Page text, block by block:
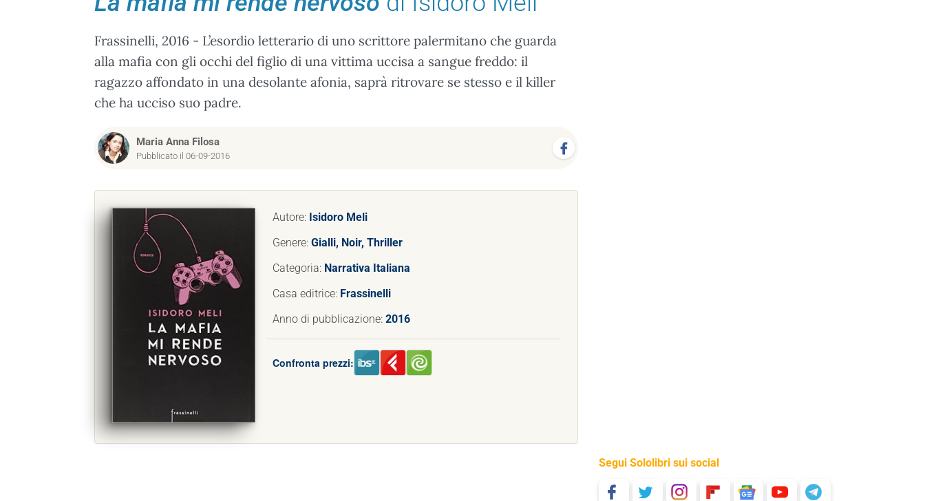
Frassinelli, 2016 - L’esordio letterario di uno scrittore palermitano che guarda
alla mafia con gli occhi del figlio di una vittima uccisa a sangue freddo: il
ragazzo affondato in una desolante afonia, saprà ritrovare se stesso e il killer
che ha ucciso suo padre.
Maria Anna Filosa
Pubblicato il 06-09-2016
Autore: Isidoro Meli
Genere: Gialli, Noir, Thriller
Categoria: Narrativa Italiana
Casa editrice: Frassinelli
Anno di pubblicazione: 2016
Confronta prezzi:
Segui Sololibri sui social